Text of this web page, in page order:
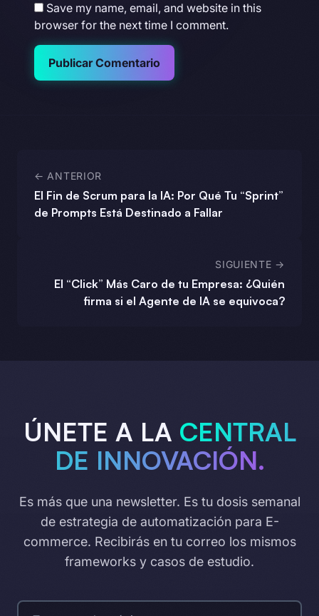
Save my name, email, and website in this
browser for the next time I comment.
Publicar Comentario
← ANTERIOR
El Fin de Scrum para la IA: Por Qué Tu “Sprint”
de Prompts Está Destinado a Fallar
SIGUIENTE →
El “Click” Más Caro de tu Empresa: ¿Quién
firma si el Agente de IA se equivoca?
ÚNETE A LA CENTRAL
DE INNOVACIÓN.
Es más que una newsletter. Es tu dosis semanal
de estrategia de automatización para E-
commerce. Recibirás en tu correo los mismos
frameworks y casos de estudio.
Correo electrónico